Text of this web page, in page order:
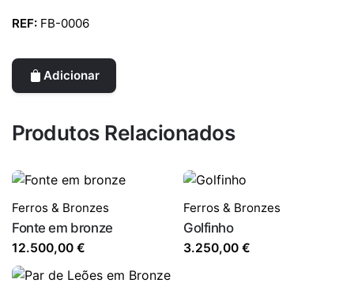
REF: FB-0006
Adicionar
Produtos Relacionados
Ferros & Bronzes
Fonte em bronze
12.500,00 €
Ferros & Bronzes
Golfinho
3.250,00 €